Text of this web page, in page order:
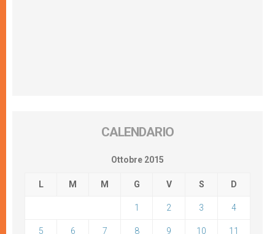
CALENDARIO
Ottobre 2015
L M M G V S D
1 2 3 4
5 6 7 8 9 10 11